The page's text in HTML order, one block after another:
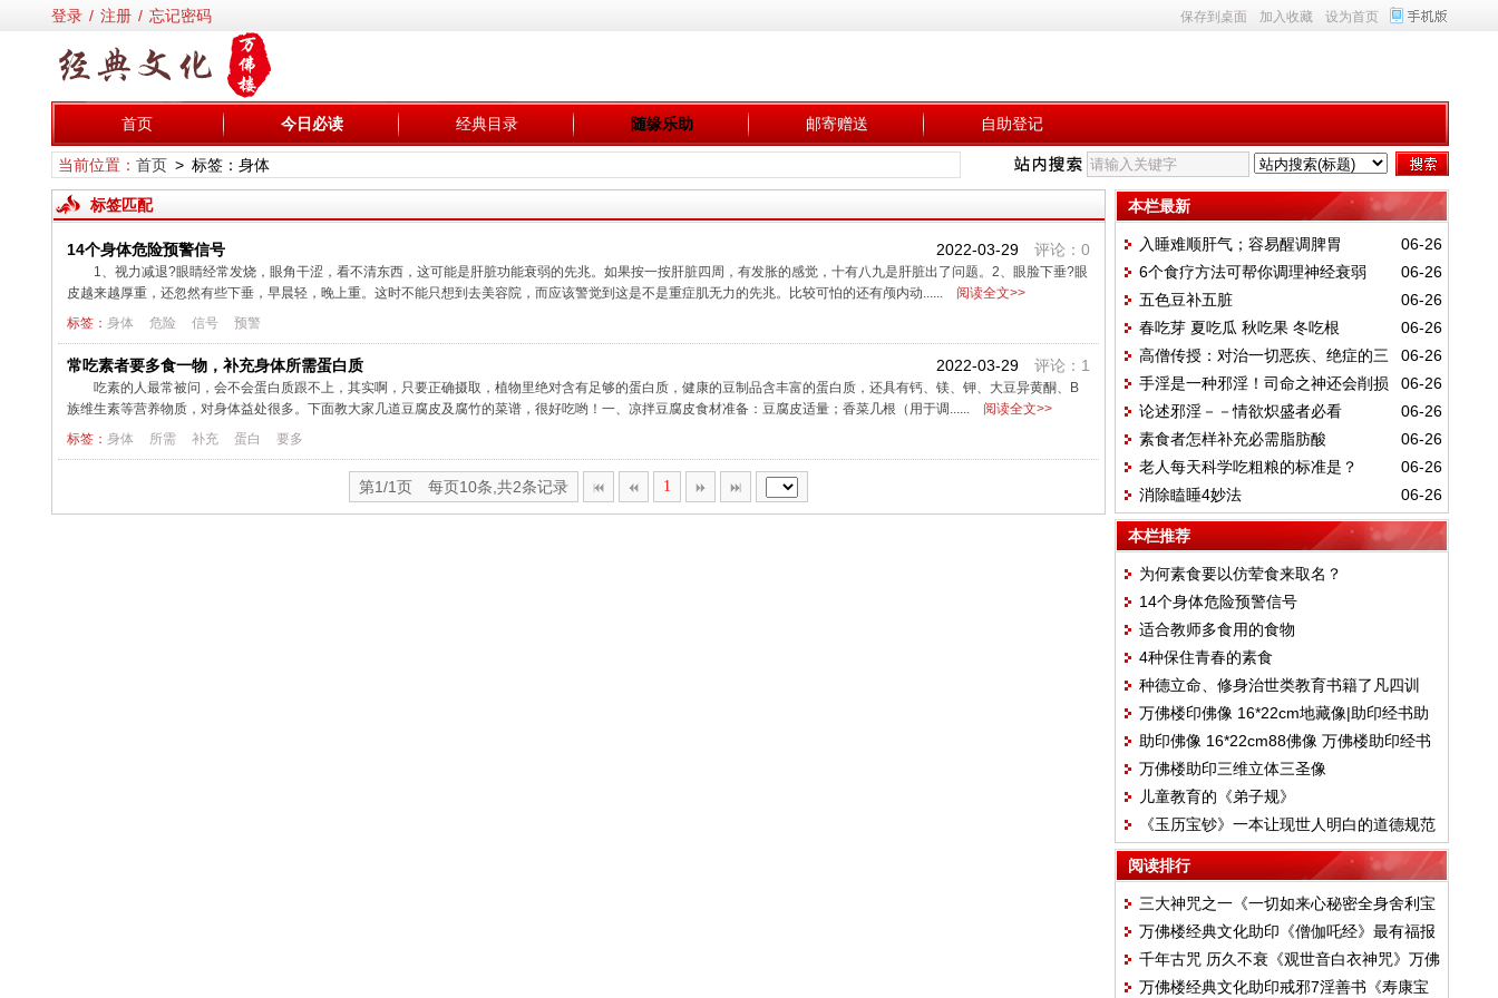
登录 / 注册 / 忘记密码 保存到桌面 加入收藏 设为首页
首页 今日必读 经典目录 随缘乐助 邮寄赠送 自助登记
当前位置： 首页> 标签：身体
标签匹配
2022-03-29评论：0
14个身体危险预警信号
1、视力减退?眼睛经常发烧，眼角干涩，看不清东西，这可能是肝脏功能衰弱的先兆。如果按一按肝脏四周，有发胀的感觉，十有八九是肝脏出了问题。2、眼脸下垂?眼
皮越来越厚重，还忽然有些下垂，早晨轻，晚上重。这时不能只想到去美容院，而应该警觉到这是不是重症肌无力的先兆。比较可怕的还有颅内动......
阅读全文>>
标签： 身体 危险 信号 预警
2022-03-29评论：1
常吃素者要多食一物，补充身体所需蛋白质
吃素的人最常被问，会不会蛋白质跟不上，其实啊，只要正确摄取，植物里绝对含有足够的蛋白质，健康的豆制品含丰富的蛋白质，还具有钙、镁、钾、大豆异黄酮、B
族维生素等营养物质，对身体益处很多。下面教大家几道豆腐皮及腐竹的菜谱，很好吃哟！一、凉拌豆腐皮食材准备：豆腐皮适量；香菜几根（用于调......
阅读全文>>
标签： 身体 所需 补充 蛋白 要多
第1/1页 每页10条,共2条记录 1
本栏最新
06-26
入睡难顺肝气；容易醒调脾胃
06-26
6个食疗方法可帮你调理神经衰弱
06-26
五色豆补五脏
06-26
春吃芽 夏吃瓜 秋吃果 冬吃根
06-26
高僧传授：对治一切恶疾、绝症的三
件法宝
06-26
手淫是一种邪淫！司命之神还会削损
福报
06-26
论述邪淫－－情欲炽盛者必看
06-26
素食者怎样补充必需脂肪酸
06-26
老人每天科学吃粗粮的标准是？
06-26
消除瞌睡4妙法
本栏推荐
为何素食要以仿荤食来取名？
14个身体危险预警信号
适合教师多食用的食物
4种保住青春的素食
种德立命、修身治世类教育书籍了凡四训
万佛楼印佛像 16*22cm地藏像|助印经书助
印
助印佛像 16*22cm88佛像 万佛楼助印经书
万佛楼助印三维立体三圣像
儿童教育的《弟子规》
《玉历宝钞》一本让现世人明白的道德规范
阅读排行
三大神咒之一《一切如来心秘密全身舍利宝
箧印罗尼经 》万佛楼经典文化助印经书
万佛楼经典文化助印《僧伽吒经》最有福报
的经
千年古咒 历久不衰《观世音白衣神咒》万佛
楼经典文化助印经书
万佛楼经典文化助印戒邪7淫善书《寿康宝